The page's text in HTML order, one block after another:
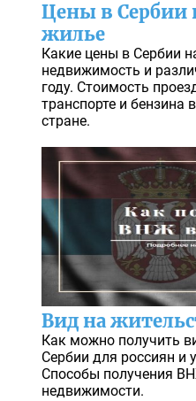
Цены в Сербии
жилье
Какие цены в Сербии
недвижимость и
году. Стоимость
транспорте и бензина
стране.
Вид на
Как можно получить
Сербии для россиян и
Способы получения
недвижимости.